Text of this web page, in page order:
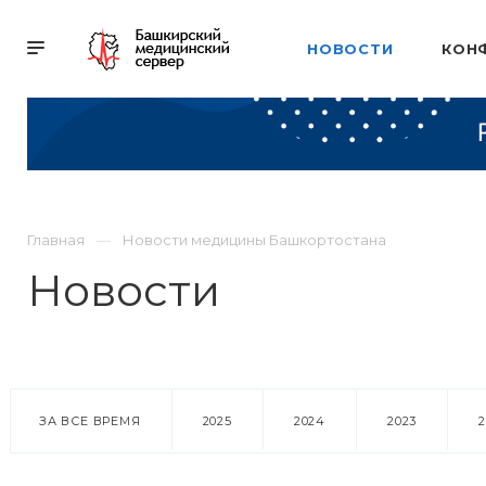
НОВОСТИ
Главная Новости медицины Башкортостана
Новости
ЗА ВСЕ ВРЕМЯ 2025 2024 2023